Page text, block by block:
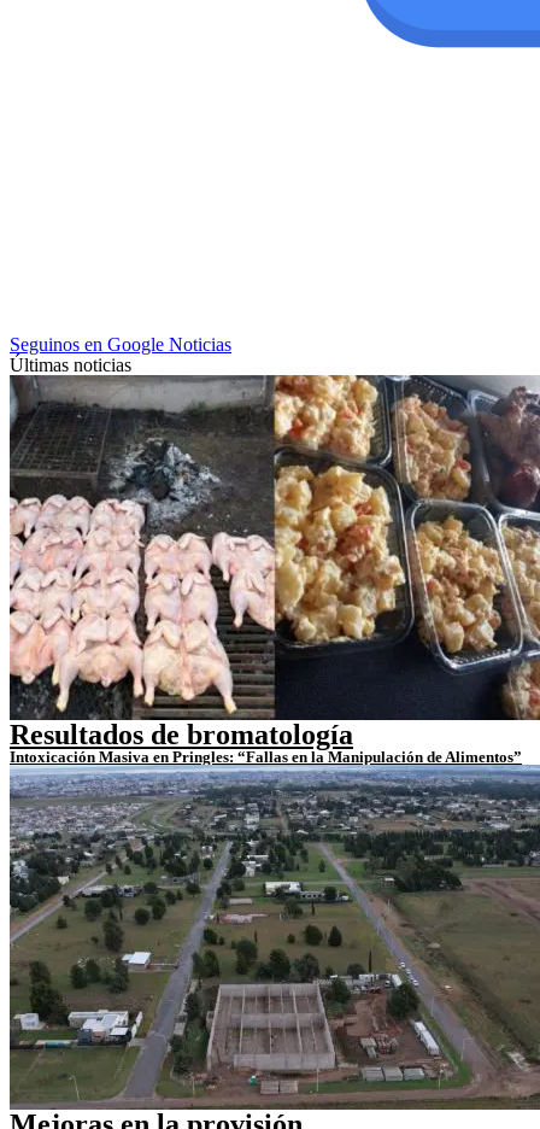
Seguinos en Google Noticias
Últimas noticias
Resultados de bromatología
Intoxicación Masiva en Pringles: “Fallas en la Manipulación de Alimentos”